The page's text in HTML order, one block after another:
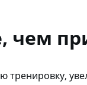
чем
тренировку,